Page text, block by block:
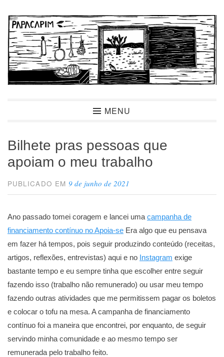
para
conteúdo
PapacapimMENU
Bilhete pras pessoas que
apoiam o meu trabalho
PUBLICADO EM 9 de junho de 2021
Ano passado tomei coragem e lancei uma campanha de
financiamento contínuo no Apoia-se Era algo que eu pensava
em fazer há tempos, pois seguir produzindo conteúdo (receitas,
artigos, reflexões, entrevistas) aqui e no Instagram exige
bastante tempo e eu sempre tinha que escolher entre seguir
fazendo isso (trabalho não remunerado) ou usar meu tempo
fazendo outras atividades que me permitissem pagar os boletos
e colocar o tofu na mesa. A campanha de financiamento
contínuo foi a maneira que encontrei, por enquanto, de seguir
servindo minha comunidade e ao mesmo tempo ser
remunerada pelo trabalho feito.